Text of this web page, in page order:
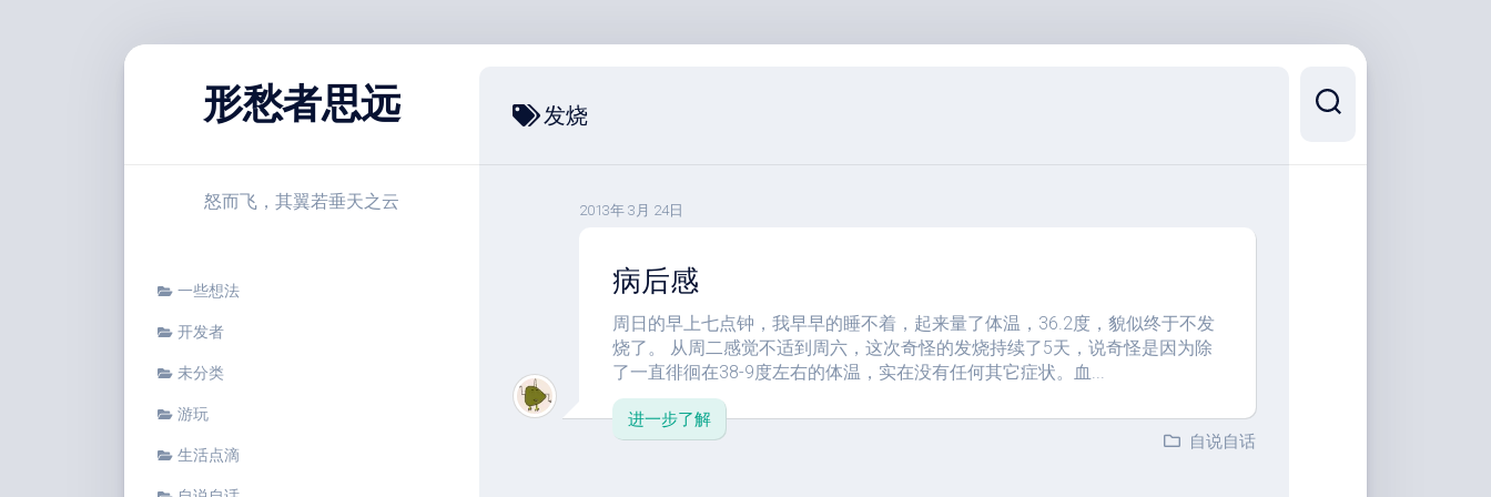
形愁者思远
怒而飞，其翼若垂天之云
一些想法
开发者
未分类
游玩
生活点滴
发烧
2013年 3月 24日
病后感
周日的早上七点钟，我早早的睡不着，起来量了体温，36.2度，貌似终于不发
烧了。 从周二感觉不适到周六，这次奇怪的发烧持续了5天，说奇怪是因为除
了一直徘徊在38-9度左右的体温，实在没有任何其它症状。血...
进一步了解
自说自话